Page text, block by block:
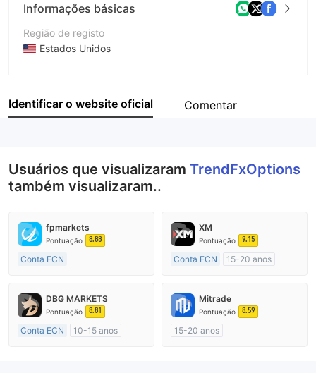
Informações básicas
Região de registo
Estados Unidos
Empresa
Identificar o website oficial Comentar
Usuários que visualizaram TrendFxOptions
também visualizaram..
fpmarkets
Pontuação 8.88
Conta ECN
Austrália Regulamento
Market Marketing (MM)
XM
Pontuação 9.15
Conta ECN
15-20 anos
Market Marketing (MM)
Etiqueta principal MT4
DBG MARKETS
Pontuação 8.81
Conta ECN
10-15 anos
Mitrade
Pontuação 8.59
15-20 anos